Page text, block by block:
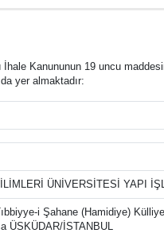
Kanununun 19 uncu
yer almaktadır:
ÜNİVERSİTESİ YAPI
i Şahane (Hamidiye)
ÜSKÜDAR/İSTANBUL